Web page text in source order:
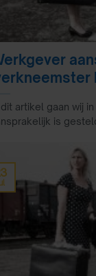
artikel gaan wij
is gesteld